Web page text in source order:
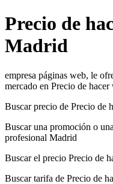
Precio de
Madrid
empresa páginas web, le
mercado en Precio de
Buscar precio de Precio de
Buscar una promoción o
profesional Madrid
Buscar el precio Precio de
Buscar tarifa de Precio de